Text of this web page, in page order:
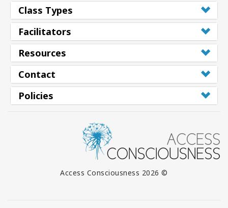
Class Types
Facilitators
Resources
Contact
Policies
© 2026 Access Consciousness